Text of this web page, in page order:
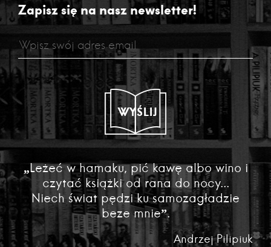
Zapisz się na nasz newsletter!
WYŚLIJ
„Leżeć w hamaku, pić kawę albo wino i
czytać książki od rana do nocy...
Niech świat pędzi ku samozagładzie
beze mnie”.
Andrzej Pilipiuk